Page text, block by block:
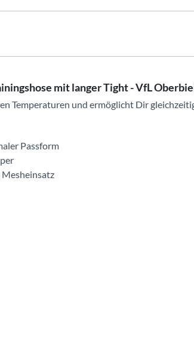
mit langer Tight - VfL
Temperaturen und ermöglicht Dir
Passform